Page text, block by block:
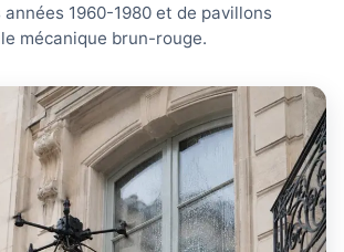
1960-1980 et de pavillons
mécanique brun-rouge.